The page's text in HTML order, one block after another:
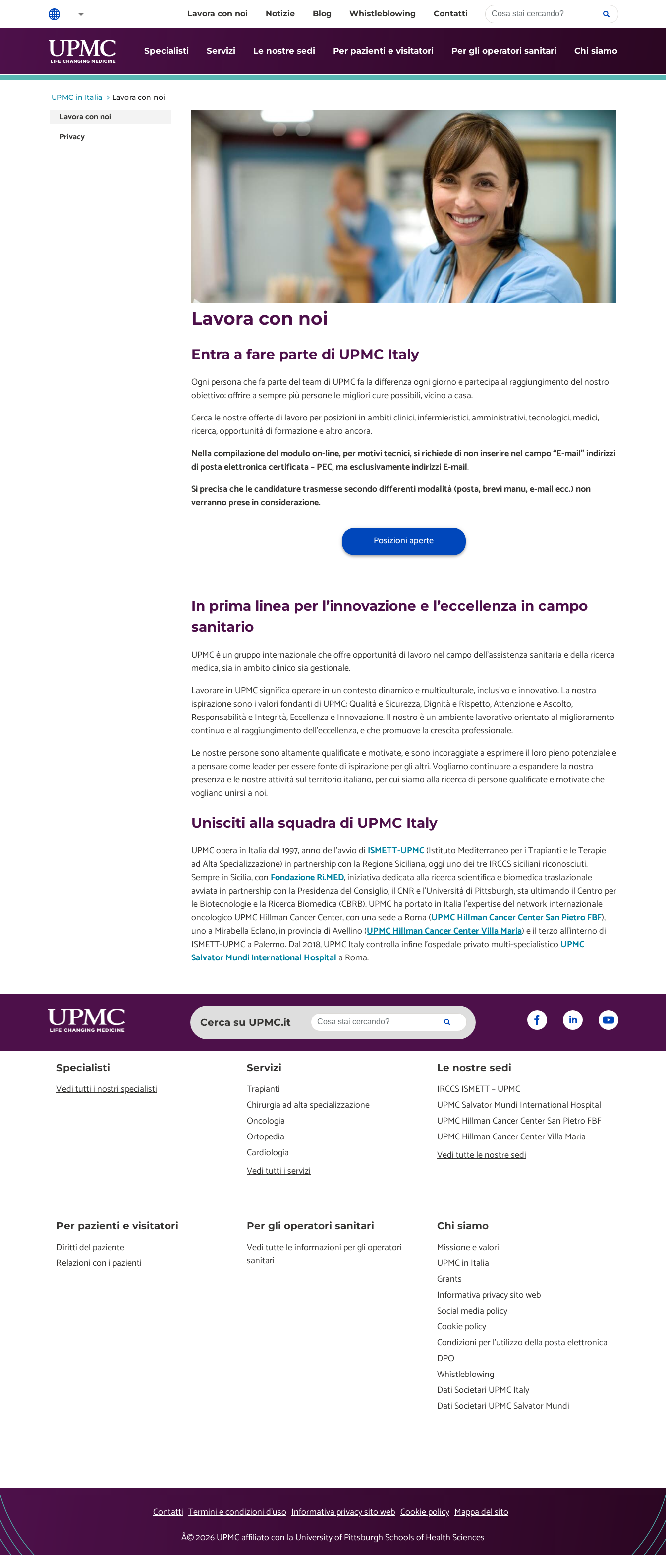
Lavora con noi Notizie Blog Whistleblowing Contatti
Specialisti Servizi Le nostre sedi Per pazienti e visitatori Per gli operatori sanitari Chi siamo
UPMC in Italia > Lavora con noi
Lavora con noi
Privacy
Lavora con noi
Entra a fare parte di UPMC Italy
Ogni persona che fa parte del team di UPMC fa la differenza ogni giorno e partecipa al raggiungimento del nostro
obiettivo: offrire a sempre più persone le migliori cure possibili, vicino a casa.
Cerca le nostre offerte di lavoro per posizioni in ambiti clinici, infermieristici, amministrativi, tecnologici, medici,
ricerca, opportunità di formazione e altro ancora.
Nella compilazione del modulo on-line, per motivi tecnici, si richiede di non inserire nel campo “E-mail” indirizzi
di posta elettronica certificata – PEC, ma esclusivamente indirizzi E-mail.
Si precisa che le candidature trasmesse secondo differenti modalità (posta, brevi manu, e-mail ecc.) non
verranno prese in considerazione.
Posizioni aperte
In prima linea per l’innovazione e l’eccellenza in campo
sanitario
UPMC è un gruppo internazionale che offre opportunità di lavoro nel campo dell’assistenza sanitaria e della ricerca
medica, sia in ambito clinico sia gestionale.
Lavorare in UPMC significa operare in un contesto dinamico e multiculturale, inclusivo e innovativo. La nostra
ispirazione sono i valori fondanti di UPMC: Qualità e Sicurezza, Dignità e Rispetto, Attenzione e Ascolto,
Responsabilità e Integrità, Eccellenza e Innovazione. Il nostro è un ambiente lavorativo orientato al miglioramento
continuo e al raggiungimento dell’eccellenza, e che promuove la crescita professionale.
Le nostre persone sono altamente qualificate e motivate, e sono incoraggiate a esprimere il loro pieno potenziale e
a pensare come leader per essere fonte di ispirazione per gli altri. Vogliamo continuare a espandere la nostra
presenza e le nostre attività sul territorio italiano, per cui siamo alla ricerca di persone qualificate e motivate che
vogliano unirsi a noi.
Unisciti alla squadra di UPMC Italy
UPMC opera in Italia dal 1997, anno dell’avvio diISMETT-UPMC(Istituto Mediterraneo per i Trapianti e le Terapie
ad Alta Specializzazione) in partnership con la Regione Siciliana, oggi uno dei tre IRCCS siciliani riconosciuti.
Sempre in Sicilia, conFondazione Ri.MED, iniziativa dedicata alla ricerca scientifica e biomedica traslazionale
avviata in partnership con la Presidenza del Consiglio, il CNR e l’Università di Pittsburgh, sta ultimando il Centro per
le Biotecnologie e la Ricerca Biomedica (CBRB). UPMC ha portato in Italia l’expertise del network internazionale
oncologico UPMC Hillman Cancer Center, con una sede a Roma (UPMC Hillman Cancer Center San Pietro FBF),
uno a Mirabella Eclano, in provincia di Avellino (UPMC Hillman Cancer Center Villa Maria) e il terzo all’interno di
ISMETT-UPMC a Palermo. Dal 2018, UPMC Italy controlla infine l’ospedale privato multi-specialisticoUPMC
Salvator Mundi International Hospitala Roma.
Cerca su UPMC.it
Specialisti
Vedi tutti i nostri specialisti
Servizi
Trapianti
Chirurgia ad alta specializzazione
Oncologia
Ortopedia
Cardiologia
Vedi tutti i servizi
Le nostre sedi
IRCCS ISMETT – UPMC
UPMC Salvator Mundi International Hospital
UPMC Hillman Cancer Center San Pietro FBF
UPMC Hillman Cancer Center Villa Maria
Vedi tutte le nostre sedi
Per pazienti e visitatori
Diritti del paziente
Relazioni con i pazienti
Per gli operatori sanitari
Vedi tutte le informazioni per gli operatori
sanitari
Chi siamo
Missione e valori
UPMC in Italia
Grants
Informativa privacy sito web
Social media policy
Cookie policy
Condizioni per l'utilizzo della posta elettronica
DPO
Whistleblowing
Dati Societari UPMC Italy
Dati Societari UPMC Salvator Mundi
Contatti Termini e condizioni d’uso Informativa privacy sito web Cookie policy Mappa del sito
Â©2026UPMC affiliato con la University of Pittsburgh Schools of Health Sciences